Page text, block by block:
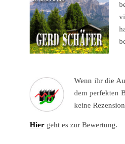
Wenn ihr die
dem perfekten
keine
Hier geht es zur Bewertung.